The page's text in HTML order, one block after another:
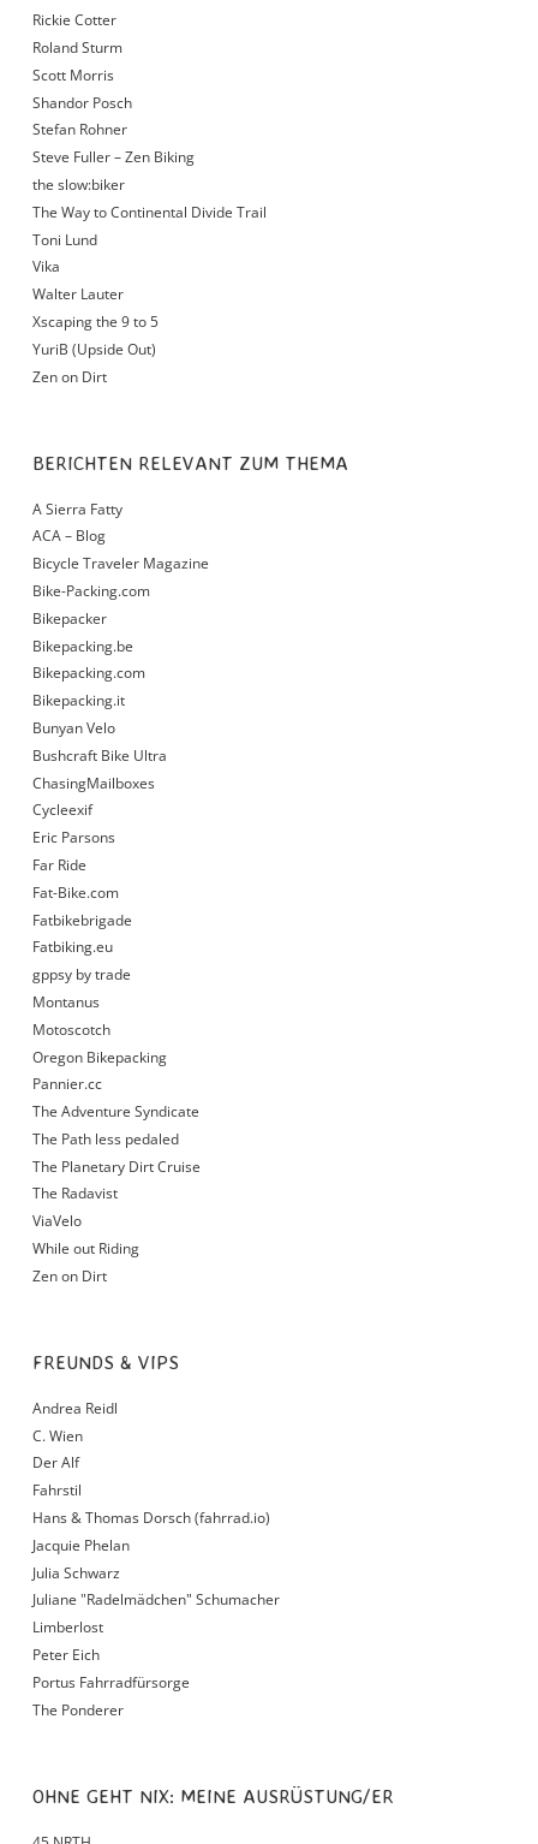
Rickie Cotter
Roland Sturm
Scott Morris
Shandor Posch
Stefan Rohner
Steve Fuller – Zen Biking
the slow:biker
The Way to Continental Divide Trail
Toni Lund
Vika
Walter Lauter
Xscaping the 9 to 5
YuriB (Upside Out)
Zen on Dirt
BERICHTEN RELEVANT ZUM THEMA
A Sierra Fatty
ACA – Blog
Bicycle Traveler Magazine
Bike-Packing.com
Bikepacker
Bikepacking.be
Bikepacking.com
Bikepacking.it
Bunyan Velo
Bushcraft Bike Ultra
ChasingMailboxes
Cycleexif
Eric Parsons
Far Ride
Fat-Bike.com
Fatbikebrigade
Fatbiking.eu
gppsy by trade
Montanus
Motoscotch
Oregon Bikepacking
Pannier.cc
The Adventure Syndicate
The Path less pedaled
The Planetary Dirt Cruise
The Radavist
ViaVelo
While out Riding
Zen on Dirt
FREUNDS & VIPS
Andrea Reidl
C. Wien
Der Alf
Fahrstil
Hans & Thomas Dorsch (fahrrad.io)
Jacquie Phelan
Julia Schwarz
Juliane "Radelmädchen" Schumacher
Limberlost
Peter Eich
Portus Fahrradfürsorge
The Ponderer
OHNE GEHT NIX: MEINE AUSRÜSTUNG/ER